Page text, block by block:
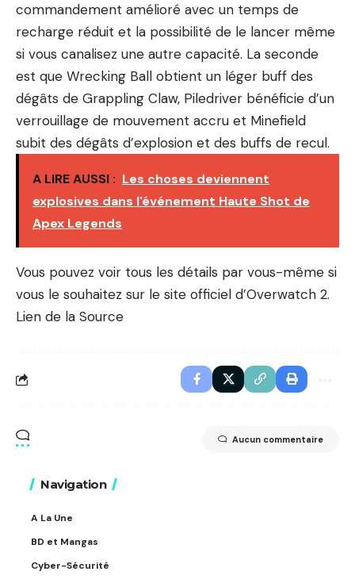
commandement amélioré avec un temps de
recharge réduit et la possibilité de le lancer même
si vous canalisez une autre capacité. La seconde
est que Wrecking Ball obtient un léger buff des
dégâts de Grappling Claw, Piledriver bénéficie d’un
verrouillage de mouvement accru et Minefield
subit des dégâts d’explosion et des buffs de recul.
A LIRE AUSSI : Les choses deviennent
explosives dans l'événement Haute Shot de
Apex Legends
Vous pouvez voir tous les détails par vous-même si
vous le souhaitez sur le site officiel d’Overwatch 2.
Lien de la Source
Aucun commentaire
Navigation
A La Une
BD et Mangas
Cyber-Sécurité